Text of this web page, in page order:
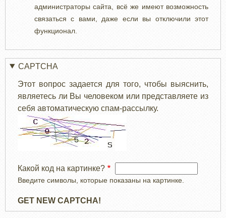
администраторы сайта, всё же имеют возможность
связаться с вами, даже если вы отключили этот
функционал.
CAPTCHA
Этот вопрос задается для того, чтобы выяснить,
являетесь ли Вы человеком или представляете из
себя автоматическую спам-рассылку.
Какой код на картинке?
Введите символы, которые показаны на картинке.
GET NEW CAPTCHA!